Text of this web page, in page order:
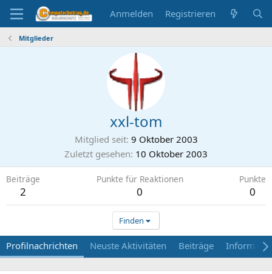
Anmelden Registrieren
Mitglieder
xxl-tom
Mitglied seit 9 Oktober 2003
Zuletzt gesehen 10 Oktober 2003
Beiträge
2
Punkte für Reaktionen
0
Punkte
0
Finden
Profilnachrichten Neuste Aktivitäten Beiträge